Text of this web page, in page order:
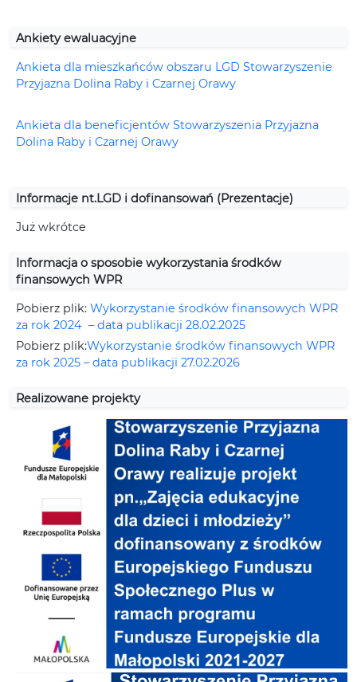
Ankiety ewaluacyjne
Ankieta dla mieszkańców obszaru LGD Stowarzyszenie
Przyjazna Dolina Raby i Czarnej Orawy
Ankieta dla beneficjentów Stowarzyszenia Przyjazna
Dolina Raby i Czarnej Orawy
Informacje nt.LGD i dofinansowań (Prezentacje)
Już wkrótce
Informacja o sposobie wykorzystania środków
finansowych WPR
Pobierz plik: Wykorzystanie środków finansowych WPR
za rok 2024 – data publikacji 28.02.2025
Pobierz plik:Wykorzystanie środków finansowych WPR
za rok 2025 – data publikacji 27.02.2026
Realizowane projekty